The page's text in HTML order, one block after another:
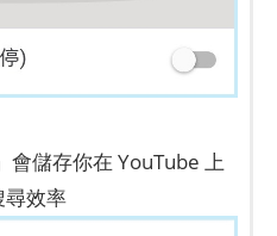
儲存你在 YouTube 上
尋效率